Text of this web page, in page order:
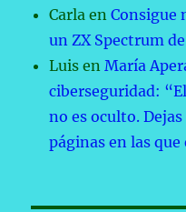
Carla enConsigue
un ZX Spectrum
Luis enMaría
ciberseguridad:
no es oculto.
páginas en las que